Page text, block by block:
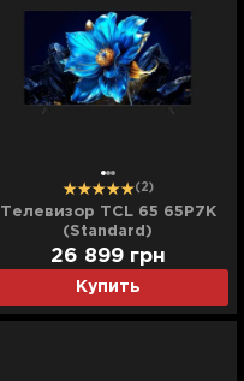
(2)
Телевизор TCL 65 65P7K
(Standard)
Купить
26 899 грн